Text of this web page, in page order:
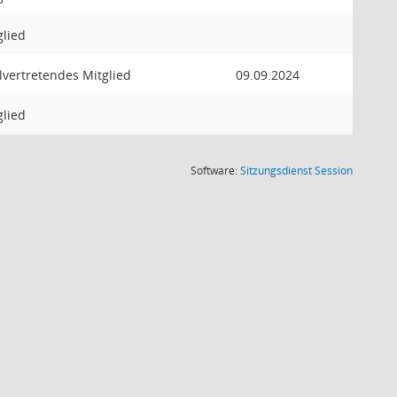
Mitglied 09.09.2024
Software:SitzungsdienstSession(Wird in